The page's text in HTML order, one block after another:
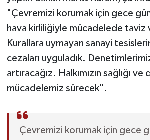
"Çevremizi korumak için gece
hava kirliliğiyle mücadelede taviz
Kurallara uymayan sanayi
cezaları uyguladık.
artıracağız. Halkımızın sağlığı ve
mücadelemiz sürecek".
Çevremizi korumak için gece